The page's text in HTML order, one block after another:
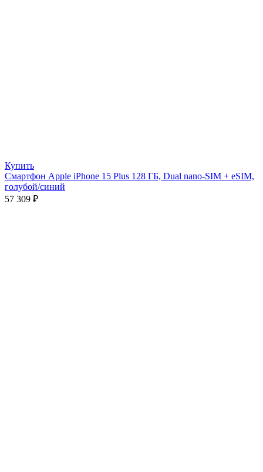
Купить
Смартфон Apple iPhone 15 Plus 128 ГБ, Dual nano-SIM + eSIM,
голубой/синий
57 309 ₽